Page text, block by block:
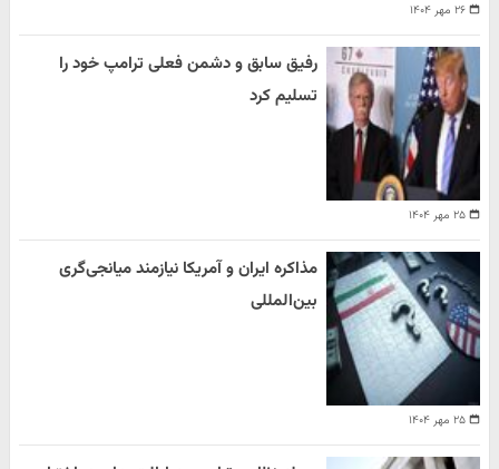
۲۶ مهر ۱۴۰۴
۲۵ مهر ۱۴۰۴
رفیق سابق و دشمن فعلی ترامپ خود را
تسلیم کرد
۲۵ مهر ۱۴۰۴
مذاکره ایران و آمریکا نیازمند میانجی‌گری
بین‌المللی